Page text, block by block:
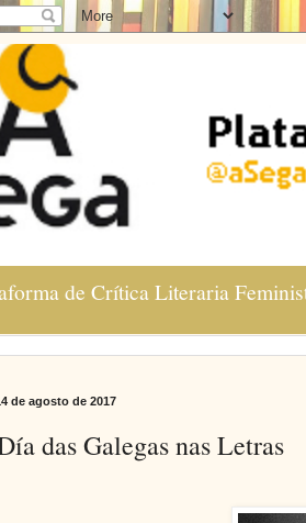
de Crítica Literaria
de agosto de 2017
das Galegas nas Letras